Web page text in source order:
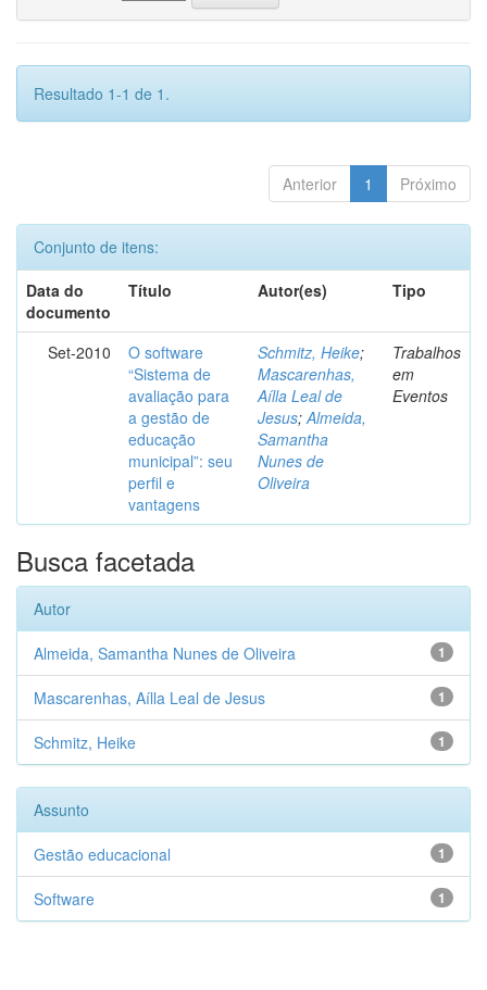
Resultado 1-1 de 1.
Anterior 1 Próximo
Conjunto de itens:
Data do
documento
Título Autor(es) Tipo
Set-2010
O software
“Sistema de
avaliação para
a gestão de
educação
municipal”: seu
perfil e
vantagens
Schmitz, Heike;
Mascarenhas,
Aílla Leal de
Jesus;Almeida,
Samantha
Nunes de
Oliveira
Trabalhos
em
Eventos
Busca facetada
Autor
1
Almeida, Samantha Nunes de Oliveira
1
Mascarenhas, Aílla Leal de Jesus
1
Schmitz, Heike
Assunto
1
Gestão educacional
1
Software